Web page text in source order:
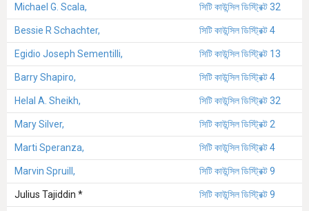
Michael G. Scala, সিটি কাউন্সিল ডিস্ট্রিক্ট 32
Bessie R Schachter, সিটি কাউন্সিল ডিস্ট্রিক্ট 4
Egidio Joseph Sementilli, সিটি কাউন্সিল ডিস্ট্রিক্ট 13
Barry Shapiro, সিটি কাউন্সিল ডিস্ট্রিক্ট 4
Helal A. Sheikh, সিটি কাউন্সিল ডিস্ট্রিক্ট 32
Mary Silver, সিটি কাউন্সিল ডিস্ট্রিক্ট 2
Marti Speranza, সিটি কাউন্সিল ডিস্ট্রিক্ট 4
Marvin Spruill, সিটি কাউন্সিল ডিস্ট্রিক্ট 9
Julius Tajiddin * সিটি কাউন্সিল ডিস্ট্রিক্ট 9